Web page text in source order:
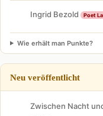
Ingrid Bezold Poet
Wie erhält man Punkte?
Neu veröffentlicht
Zwischen Nacht